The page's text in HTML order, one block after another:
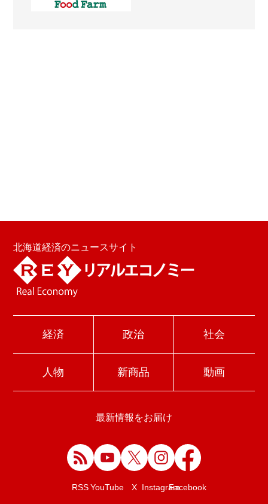
北海道経済のニュースサイト
経済 政治 社会
人物 新商品 動画
最新情報をお届け
RSSYouTube X InstagramFacebook